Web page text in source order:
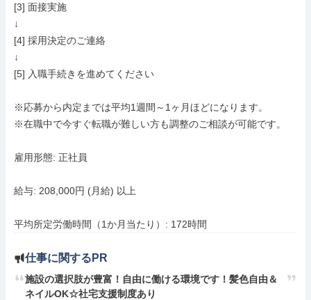
[3] 面接実施
↓
[4] 採用決定のご連絡
↓
[5] 入職手続きを進めてください
※応募から内定までは平均1週間～1ヶ月ほどになります。
※在職中で今すぐ転職が難しい方も調整のご相談が可能です。
雇用形態: 正社員
給与: 208,000円 (月給) 以上
平均所定労働時間（1か月当たり）: 172時間
仕事に関するPR
施設の選択肢が豊富！自由に働ける環境です！髪色自由＆
ネイルOK☆社宅支援制度あり